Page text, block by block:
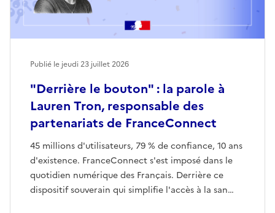
"Derrière le bouton" : la parole à
Lauren Tron, responsable des
partenariats de FranceConnect
45 millions d'utilisateurs, 79 % de confiance, 10 ans
d'existence. FranceConnect s'est imposé dans le
quotidien numérique des Français. Derrière ce
dispositif souverain qui simplifie l'accès à la san…
Publié le jeudi 23 juillet 2026